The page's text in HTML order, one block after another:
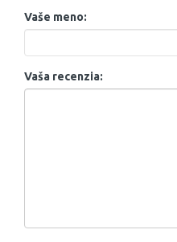
8,5 mm
8,6 mm
Vaše meno:
Vaša recenzia: